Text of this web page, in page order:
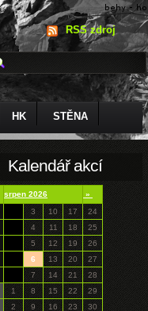
RSS zdroj
HK STĚNA
Kalendář akcí
srpen 2026
»
3 10 17
24
4 11 18
25
5 12 19
26
6 13 20
27
7 14 21
28
1 8 15 22
29
2 9 16 23 30